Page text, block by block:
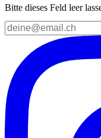
Bitte dieses Feld leer